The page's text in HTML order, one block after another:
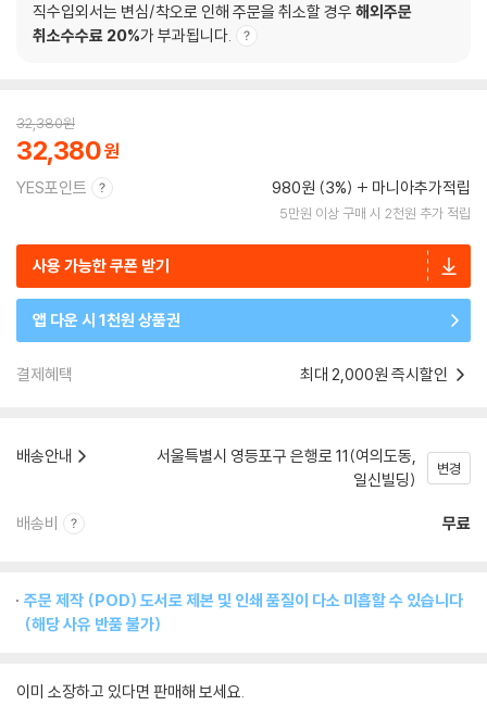
직수입외서는 변심/착오로 인해 주문을 취소할 경우 해외주문
취소수수료 20%가 부과됩니다.
32,380원
32,380
YES포인트 980원 (3%) 마니아추가적립
5만원 이상 구매 시 2천원 추가 적립
사용 가능한 쿠폰 받기
앱 다운 시 1천원 상품권
결제혜택 최대 2,000원 즉시할인
배송안내
서울특별시 영등포구 은행로 11(여의도동,
일신빌딩)
변경
배송비 무료
주문 제작 (POD) 도서로 제본 및 인쇄 품질이 다소 미흡할 수 있습니다
(해당 사유 반품 불가)
이미 소장하고 있다면 판매해 보세요.